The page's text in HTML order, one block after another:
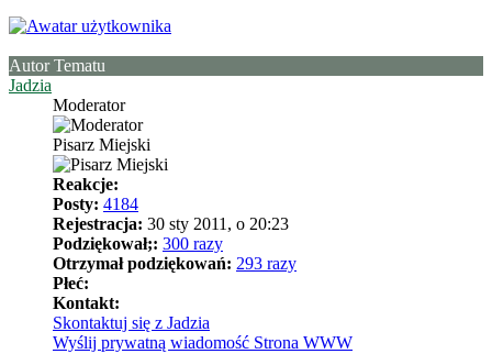
Autor Tematu
Jadzia
Moderator
Pisarz Miejski
Reakcje:
Posty: 4184
Rejestracja: 30 sty 2011, o 20:23
Podziękował;: 300 razy
Otrzymał podziękowań: 293 razy
Płeć:
Kontakt:
Skontaktuj się z Jadzia
Wyślij prywatną wiadomość Strona WWW